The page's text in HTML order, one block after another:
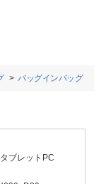
バッグインバッグ
ブレットPC